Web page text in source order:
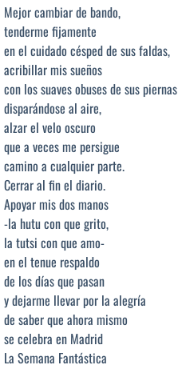
Mejor cambiar de bando,
tenderme fijamente
en el cuidado césped de sus faldas,
acribillar mis sueños
con los suaves obuses de sus piernas
disparándose al aire,
alzar el velo oscuro
que a veces me persigue
camino a cualquier parte.
Cerrar al fin el diario.
Apoyar mis dos manos
-la hutu con que grito,
la tutsi con que amo-
en el tenue respaldo
de los días que pasan
y dejarme llevar por la alegría
de saber que ahora mismo
se celebra en Madrid
La Semana Fantástica